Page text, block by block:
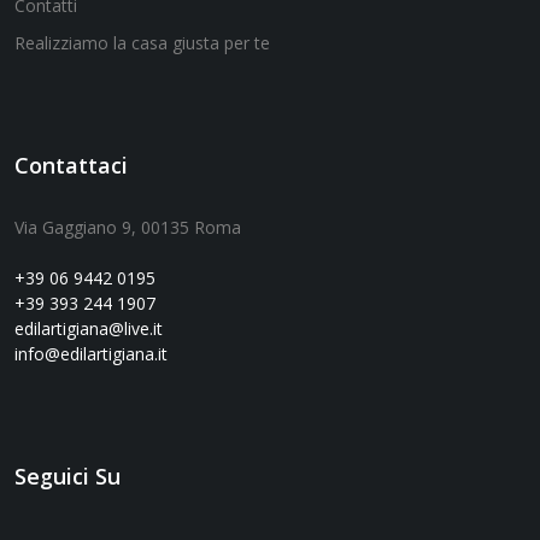
Contatti
Realizziamo la casa giusta per te
Contattaci
Via Gaggiano 9, 00135 Roma
+39 06 9442 0195
+39 393 244 1907
edilartigiana@live.it
info@edilartigiana.it
Seguici Su